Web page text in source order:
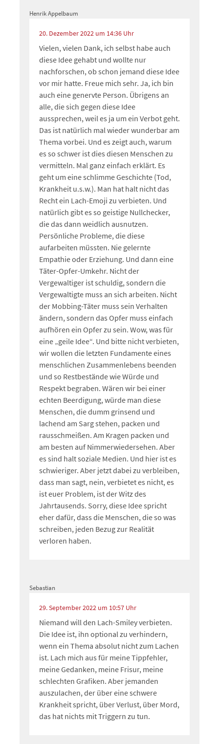
Henrik Appelbaum
20. Dezember 2022 um 14:36 Uhr
Vielen, vielen Dank, ich selbst habe auch
diese Idee gehabt und wollte nur
nachforschen, ob schon jemand diese Idee
vor mir hatte. Freue mich sehr. Ja, ich bin
auch eine genervte Person. Übrigens an
alle, die sich gegen diese Idee
aussprechen, weil es ja um ein Verbot geht.
Das ist natürlich mal wieder wunderbar am
Thema vorbei. Und es zeigt auch, warum
es so schwer ist dies diesen Menschen zu
vermitteln. Mal ganz einfach erklärt. Es
geht um eine schlimme Geschichte (Tod,
Krankheit u.s.w.). Man hat halt nicht das
Recht ein Lach-Emoji zu verbieten. Und
natürlich gibt es so geistige Nullchecker,
die das dann weidlich ausnutzen.
Persönliche Probleme, die diese
aufarbeiten müssten. Nie gelernte
Empathie oder Erziehung. Und dann eine
Täter-Opfer-Umkehr. Nicht der
Vergewaltiger ist schuldig, sondern die
Vergewaltigte muss an sich arbeiten. Nicht
der Mobbing-Täter muss sein Verhalten
ändern, sondern das Opfer muss einfach
aufhören ein Opfer zu sein. Wow, was für
eine „geile Idee“. Und bitte nicht verbieten,
wir wollen die letzten Fundamente eines
menschlichen Zusammenlebens beenden
und so Restbestände wie Würde und
Respekt begraben. Wären wir bei einer
echten Beerdigung, würde man diese
Menschen, die dumm grinsend und
lachend am Sarg stehen, packen und
rausschmeißen. Am Kragen packen und
am besten auf Nimmerwiedersehen. Aber
es sind halt soziale Medien. Und hier ist es
schwieriger. Aber jetzt dabei zu verbleiben,
dass man sagt, nein, verbietet es nicht, es
ist euer Problem, ist der Witz des
Jahrtausends. Sorry, diese Idee spricht
eher dafür, dass die Menschen, die so was
schreiben, jeden Bezug zur Realität
verloren haben.
Sebastian
29. September 2022 um 10:57 Uhr
Niemand will den Lach-Smiley verbieten.
Die Idee ist, ihn optional zu verhindern,
wenn ein Thema absolut nicht zum Lachen
ist. Lach mich aus für meine Tippfehler,
meine Gedanken, meine Frisur, meine
schlechten Grafiken. Aber jemanden
auszulachen, der über eine schwere
Krankheit spricht, über Verlust, über Mord,
das hat nichts mit Triggern zu tun.